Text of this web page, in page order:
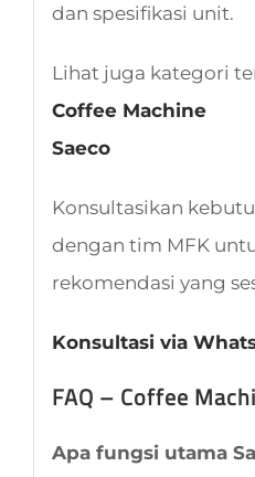
dan spesifikasi unit.
Lihat juga kategori
Coffee Machine
Saeco
Konsultasikan
dengan tim MFK
rekomendasi yang
Konsultasi via
FAQ – Coffee
Apa fungsi utama